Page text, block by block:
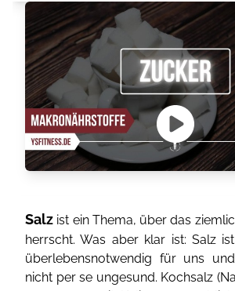
Salz ist ein Thema, über das
herrscht. Was aber klar ist: Salz
überlebensnotwendig für uns
nicht per se ungesund. Kochsalz